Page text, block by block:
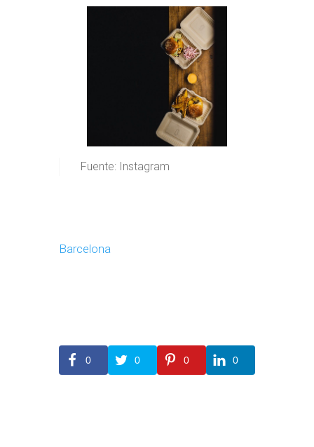
Fuente: Instagram
Barcelona
0 0 0 0